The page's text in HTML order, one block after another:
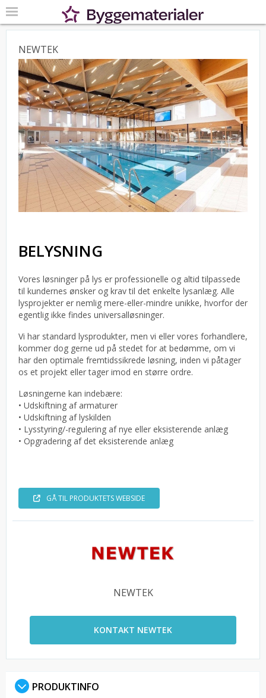
NEWTEK
BELYSNING
Vores løsninger på lys er professionelle og altid tilpassede
til kundernes ønsker og krav til det enkelte lysanlæg. Alle
lysprojekter er nemlig mere-eller-mindre unikke, hvorfor der
egentlig ikke findes universalløsninger.
Vi har standard lysprodukter, men vi eller vores forhandlere,
kommer dog gerne ud på stedet for at bedømme, om vi
har den optimale fremtidssikrede løsning, inden vi påtager
os et projekt eller tager imod en større ordre.
Løsningerne kan indebære:
• Udskiftning af armaturer
• Udskiftning af lyskilden
• Lysstyring/-regulering af nye eller eksisterende anlæg
• Opgradering af det eksisterende anlæg
GÅ TIL PRODUKTETS WEBSIDE
NEWTEK
KONTAKT NEWTEK
PRODUKTINFO